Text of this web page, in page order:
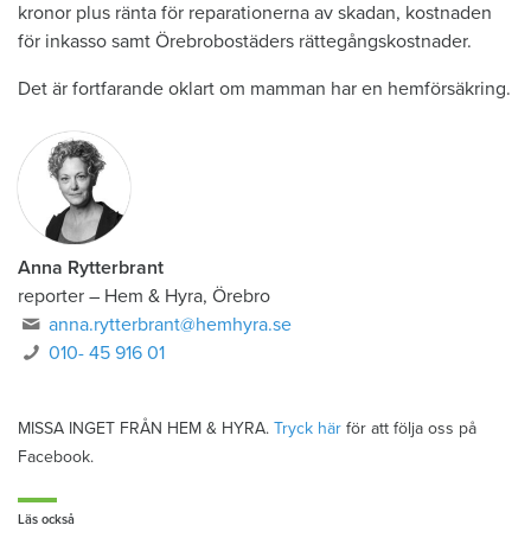
kronor plus ränta för reparationerna av skadan, kostnaden
för inkasso samt Örebrobostäders rättegångskostnader.
Det är fortfarande oklart om mamman har en hemförsäkring.
Anna Rytterbrant
reporter – Hem & Hyra, Örebro
anna.rytterbrant@hemhyra.se
010- 45 916 01
MISSA INGET FRÅN HEM & HYRA. Tryck här för att följa oss på
Facebook.
Läs också